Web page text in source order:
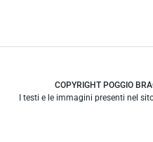
COPYRIGHT POGGIO
I testi e le immagini presenti nel